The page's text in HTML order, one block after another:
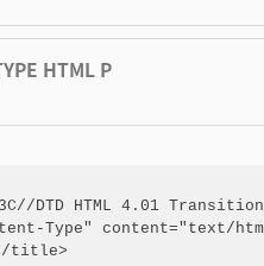
HTML P
DTD HTML 4.01
Type" content="text/
title>